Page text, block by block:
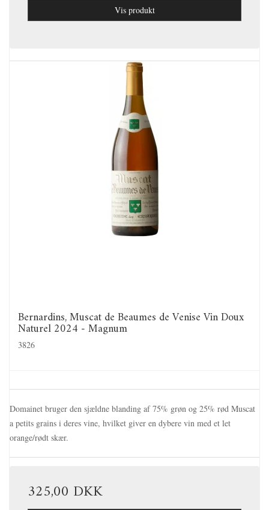
Vis produkt
Bernardins, Muscat de Beaumes de Venise Vin Doux
Naturel 2024 - Magnum
3826
Domainet bruger den sjældne blanding af 75% grøn og 25% rød Muscat
a petits grains i deres vine, hvilket giver en dybere vin med et let
orange/rødt skær.
325,00 DKK